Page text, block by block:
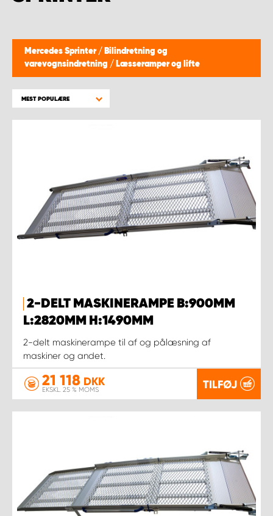
Mercedes Sprinter / Bilindretning og
varevognsindretning / Læsseramper og lifte
MEST POPULÆRE
2-DELT MASKINERAMPE B:900MM
L:2820MM H:1490MM
2-delt maskinerampe til af og pålæsning af
maskiner og andet.
21 118 DKK
EKSKL. 25 % MOMS TILFØJ